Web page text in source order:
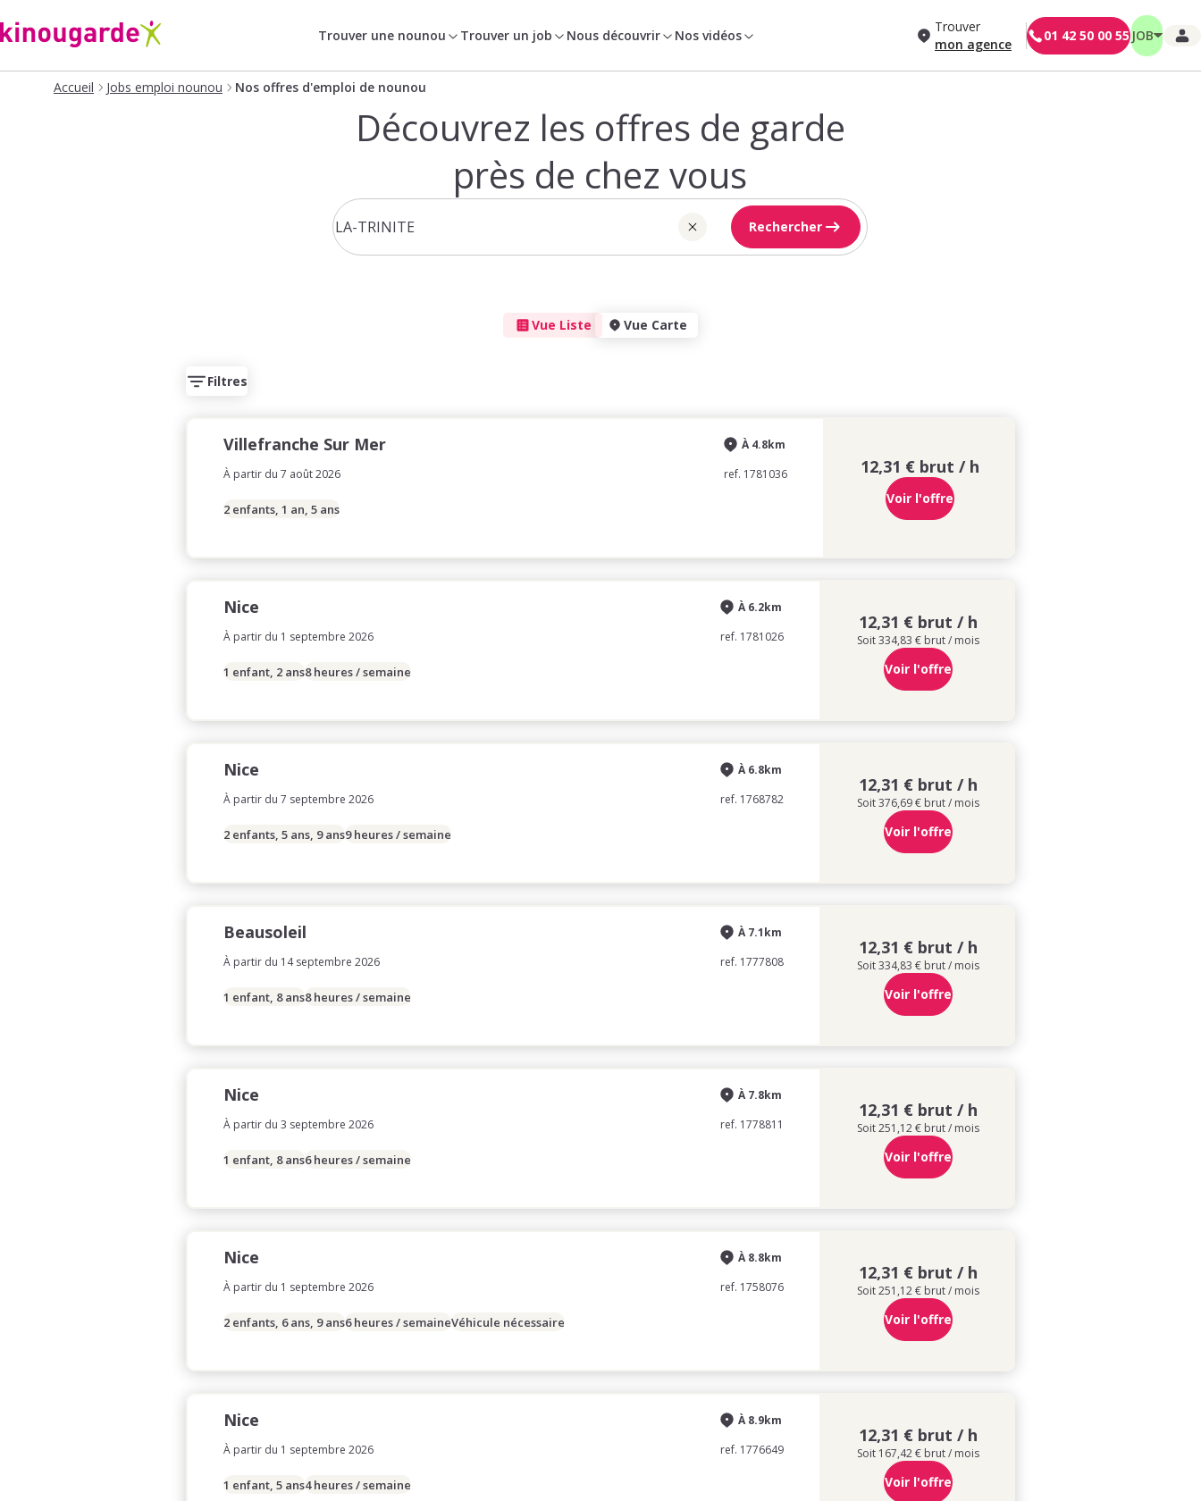
Trouver une nounou Trouver un job Nous découvrir Nos vidéos
Trouver
mon agence
01 42 50 00 55 JOB
Accueil Jobs emploi nounou Nos offres d'emploi de nounou
Découvrez les offres de garde
près de chez vous
Rechercher
Vue Liste Vue Carte
Filtres
Villefranche Sur Mer
À partir du 7 août 2026
À 4.8km
ref. 1781036
2 enfants, 1 an, 5 ans
12,31 € brut / h
Voir l'offre
Nice
À partir du 1 septembre 2026
À 6.2km
ref. 1781026
1 enfant, 2 ans8 heures / semaine
12,31 € brut / h
Soit 334,83 € brut / mois
Voir l'offre
Nice
À partir du 7 septembre 2026
À 6.8km
ref. 1768782
2 enfants, 5 ans, 9 ans9 heures / semaine
12,31 € brut / h
Soit 376,69 € brut / mois
Voir l'offre
Beausoleil
À partir du 14 septembre 2026
À 7.1km
ref. 1777808
1 enfant, 8 ans8 heures / semaine
12,31 € brut / h
Soit 334,83 € brut / mois
Voir l'offre
Nice
À partir du 3 septembre 2026
À 7.8km
ref. 1778811
1 enfant, 8 ans6 heures / semaine
12,31 € brut / h
Soit 251,12 € brut / mois
Voir l'offre
Nice
À partir du 1 septembre 2026
À 8.8km
ref. 1758076
2 enfants, 6 ans, 9 ans6 heures / semaineVéhicule nécessaire
12,31 € brut / h
Soit 251,12 € brut / mois
Voir l'offre
Nice
À partir du 1 septembre 2026
À 8.9km
ref. 1776649
1 enfant, 5 ans4 heures / semaine
12,31 € brut / h
Soit 167,42 € brut / mois
Voir l'offre